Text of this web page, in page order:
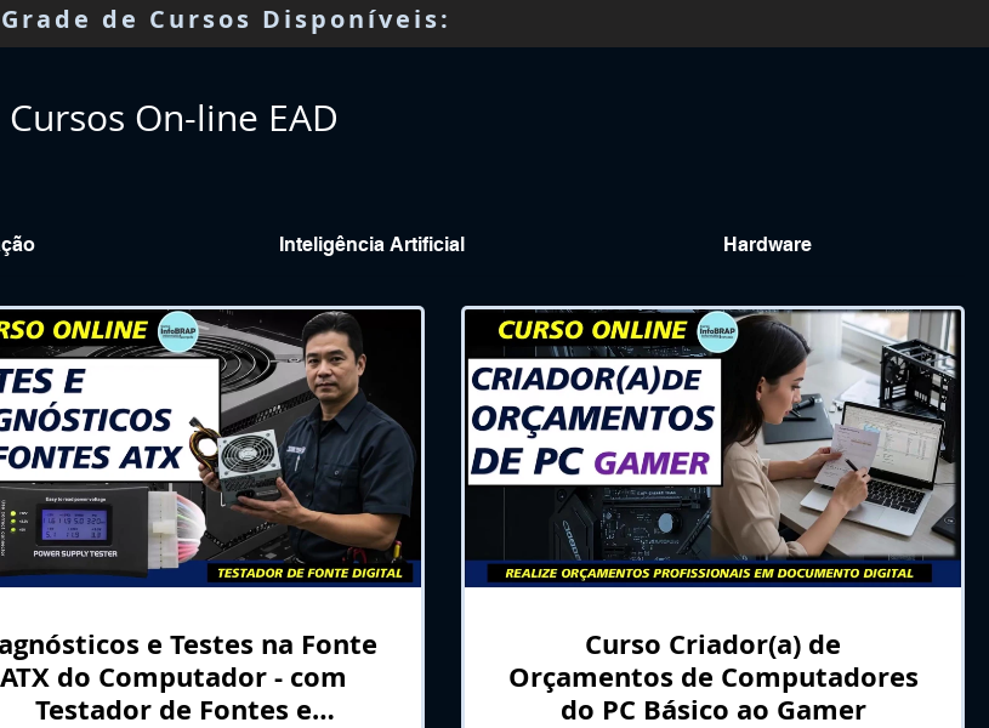
de Cursos Disponíveis:
Cursos On-line EAD
Inteligência Artificial Hardware
e Testes na Fonte
ATX do Computador - com
Testador de Fontes e
Curso Criador(a) de
Orçamentos de Computadores
do PC Básico ao Gamer